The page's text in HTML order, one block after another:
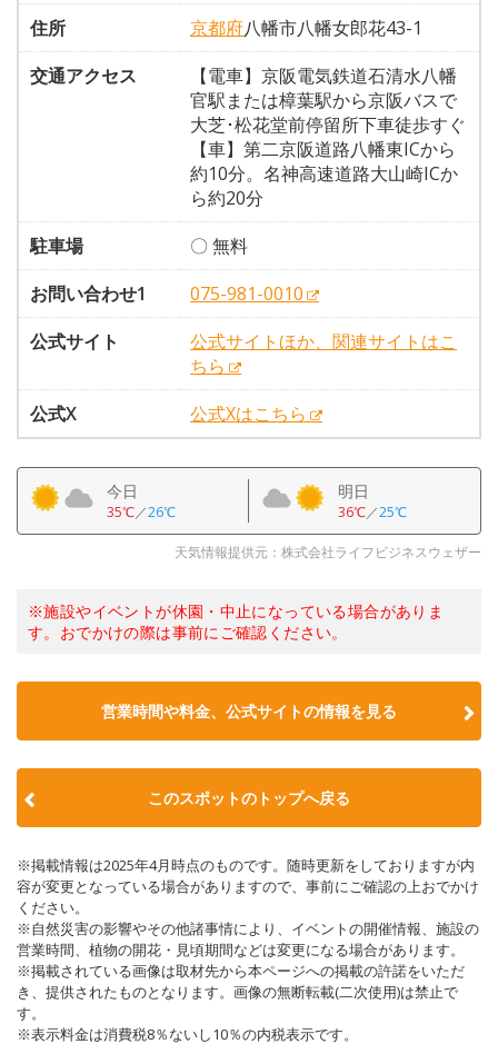
住所
京都府八幡市八幡女郎花43-1
交通アクセス
【電車】京阪電気鉄道石清水八幡
官駅または樟葉駅から京阪バスで
大芝･松花堂前停留所下車徒歩すぐ
【車】第二京阪道路八幡東ICから
約10分。名神高速道路大山崎ICか
ら約20分
駐車場
〇 無料
お問い合わせ1
075-981-0010
公式サイト
公式サイトほか、関連サイトはこ
ちら
公式X
公式Xはこちら
今日
35℃／26℃
明日
36℃／25℃
天気情報提供元：株式会社ライフビジネスウェザー
※施設やイベントが休園・中止になっている場合がありま
す。おでかけの際は事前にご確認ください。
営業時間や料金、公式サイトの情報を見る
このスポットのトップへ戻る
※掲載情報は2025年4月時点のものです。随時更新をしておりますが内
容が変更となっている場合がありますので、事前にご確認の上おでかけ
ください。
※自然災害の影響やその他諸事情により、イベントの開催情報、施設の
営業時間、植物の開花・見頃期間などは変更になる場合があります。
※掲載されている画像は取材先から本ページへの掲載の許諾をいただ
き、提供されたものとなります。画像の無断転載(二次使用)は禁止で
す。
※表示料金は消費税8％ないし10％の内税表示です。